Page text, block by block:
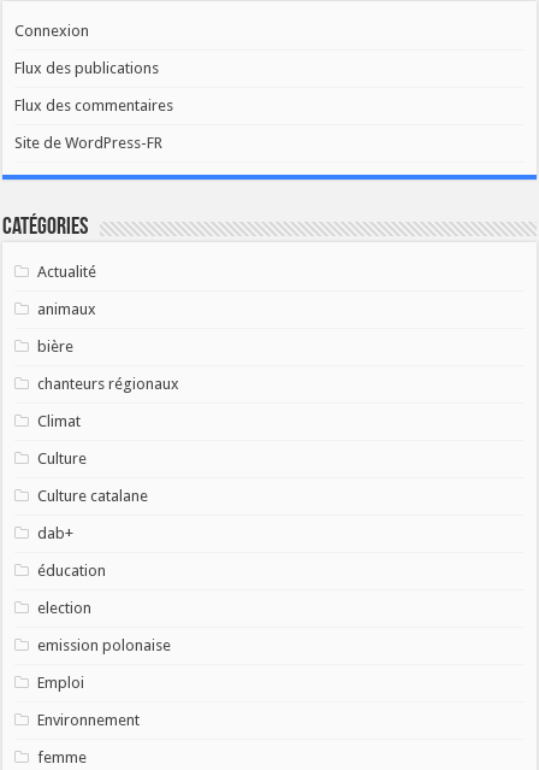
Connexion
Flux des publications
Flux des commentaires
Site de WordPress-FR
Catégories
Actualité
animaux
bière
chanteurs régionaux
Climat
Culture
Culture catalane
dab+
éducation
election
emission polonaise
Emploi
Environnement
femme